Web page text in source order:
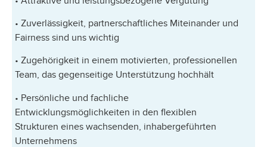
• Zuverlässigkeit, partnerschaftliches Miteinander und
Fairness sind uns wichtig
• Zugehörigkeit in einem motivierten, professionellen
Team, das gegenseitige Unterstützung hochhält
• Persönliche und fachliche
Entwicklungsmöglichkeiten in den flexiblen
Strukturen eines wachsenden, inhabergeführten
Unternehmens